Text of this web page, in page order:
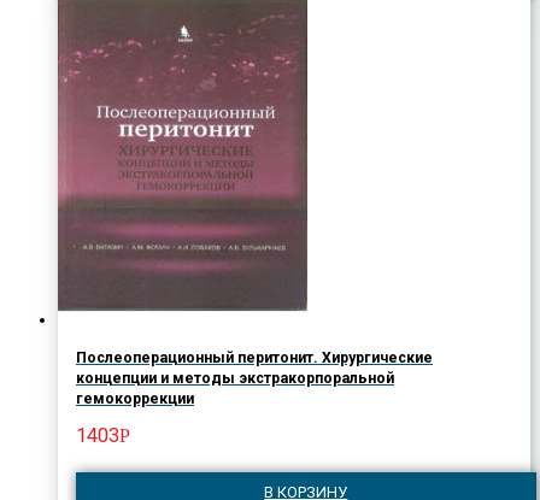
Послеоперационный перитонит. Хирургические
концепции и методы экстракорпоральной
гемокоррекции
1403Р
В КОРЗИНУ